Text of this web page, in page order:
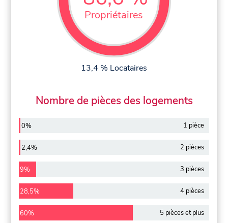
Propriétaires
13,4 % Locataires
Nombre de pièces des logements
0% 1 pièce
2,4% 2 pièces
9% 3 pièces
28,5% 4 pièces
60% 5 pièces et plus